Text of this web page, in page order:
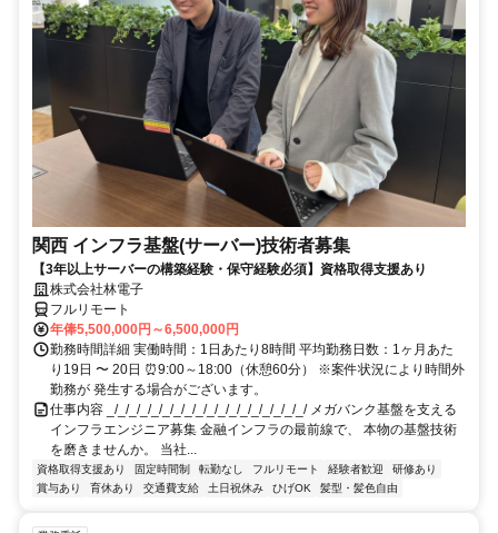
関西 インフラ基盤(サーバー)技術者募集
【3年以上サーバーの構築経験・保守経験必須】資格取得支援あり
株式会社林電子
フルリモート
年俸5,500,000円～6,500,000円
勤務時間詳細 実働時間：1日あたり8時間 平均勤務日数：1ヶ月あた
り19日 〜 20日 ⏰9:00～18:00（休憩60分） ※案件状況により時間外
勤務が 発生する場合がございます。
仕事内容 _/_/_/_/_/_/_/_/_/_/_/_/_/_/_/_/_/_/ メガバンク基盤を支える
インフラエンジニア募集 金融インフラの最前線で、 本物の基盤技術
を磨きませんか。 当社...
資格取得支援あり 固定時間制 転勤なし フルリモート 経験者歓迎
研修あり
賞与あり
育休あり 交通費支給 土日祝休み ひげOK 髪型・髪色自由